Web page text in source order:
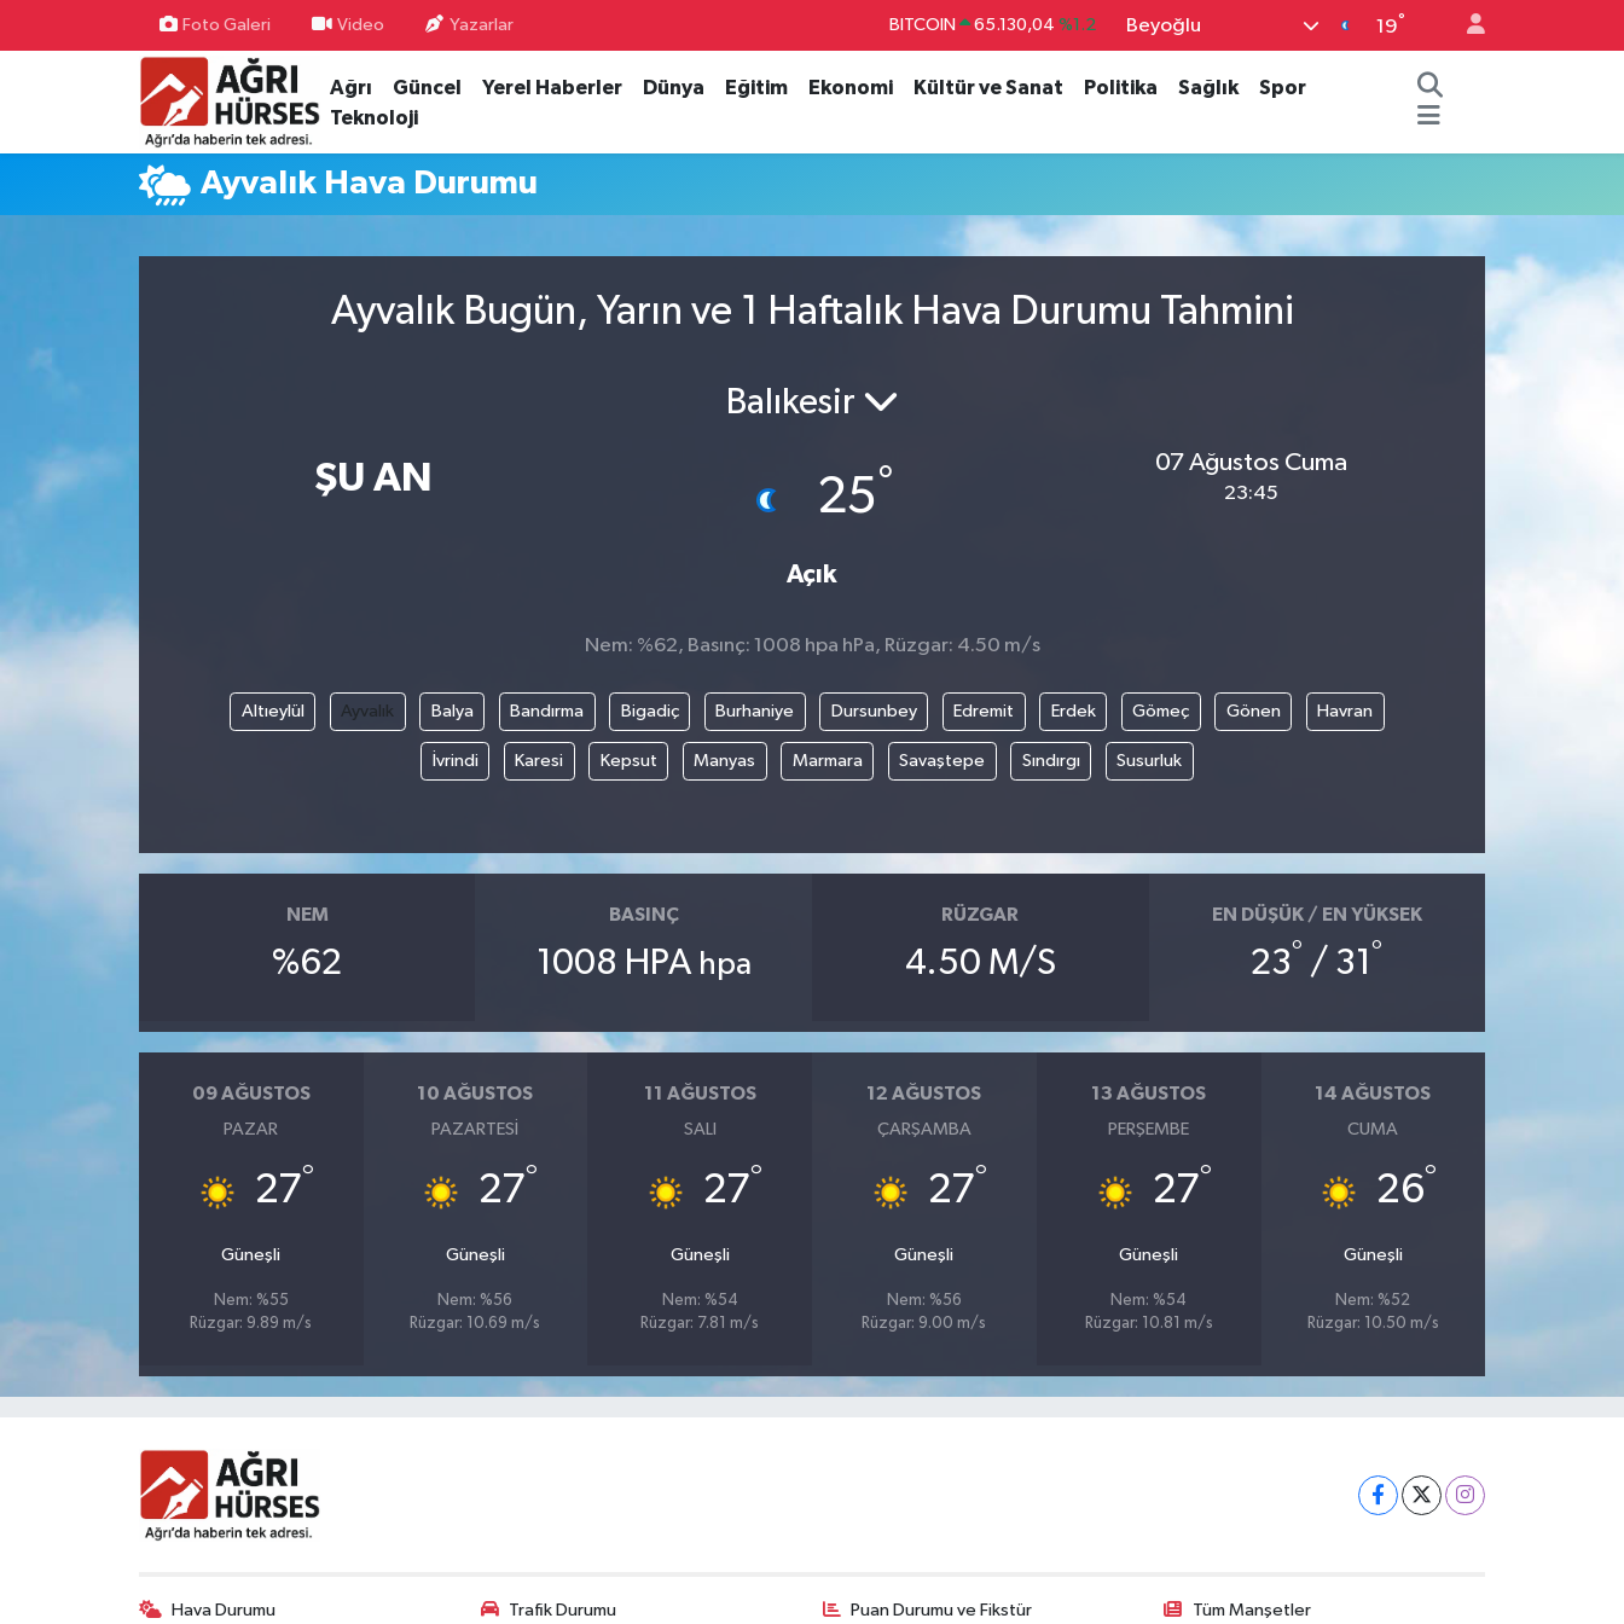
Foto Galeri Video Yazarlar BITCOIN 65.130,04 %1.2
STERLİN 64,4811 %0.38
13.773
Beyoğlu 19°
Ağrı Güncel Yerel Haberler Dünya Eğitim Ekonomi Kültür ve Sanat Politika Sağlık
Spor
Teknoloji
Ayvalık Hava Durumu
Ayvalık Bugün, Yarın ve 1 Haftalık Hava Durumu Tahmini
ŞU AN
Balıkesir
25°
Açık
07 Ağustos Cuma
23:45
Nem: %62, Basınç: 1008 hpa hPa, Rüzgar: 4.50 m/s
Altıeylül Ayvalık Balya Bandırma Bigadiç Burhaniye Dursunbey Edremit Erdek Gömeç Gönen Havran
İvrindi Karesi Kepsut Manyas Marmara Savaştepe Sındırgı Susurluk
NEM
%62
BASINÇ
1008 HPA hpa
RÜZGAR
4.50 M/S
EN DÜŞÜK / EN YÜKSEK
23° / 31 °
09 AĞUSTOS
PAZAR
27°
Güneşli
Nem: %55
Rüzgar: 9.89 m/s
10 AĞUSTOS
PAZARTESI
27°
Güneşli
Nem: %56
Rüzgar: 10.69 m/s
11 AĞUSTOS
SALI
27°
Güneşli
Nem: %54
Rüzgar: 7.81 m/s
12 AĞUSTOS
ÇARŞAMBA
27°
Güneşli
Nem: %56
Rüzgar: 9.00 m/s
13 AĞUSTOS
PERŞEMBE
27°
Güneşli
Nem: %54
Rüzgar: 10.81 m/s
14 AĞUSTOS
CUMA
26°
Güneşli
Nem: %52
Rüzgar: 10.50 m/s
Hava Durumu Trafik Durumu Puan Durumu ve Fikstür Tüm Manşetler
Hava Durumu
Trafik Durumu
Süper Lig Puan Durumu ve Fikstür